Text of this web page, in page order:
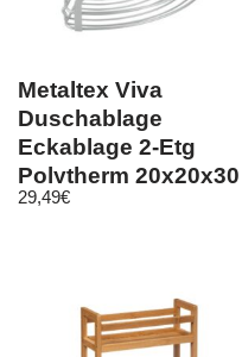
Metaltex Viva
Duschablage
Eckablage 2-Etg
Polytherm 20x20x30
(404816)
29,49€